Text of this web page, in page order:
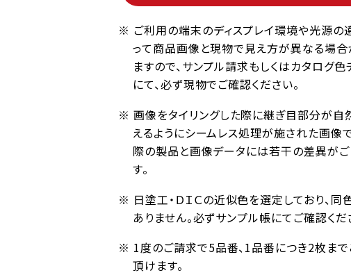
※ ご利用の端末のディスプレイ環境や光源の
って商品画像と現物で見え方が異なる場合
ますので、サンプル請求もしくはカタログ色
にて、必ず現物でご確認ください。
※ 画像をタイリングした際に継ぎ目部分が自
えるようにシームレス処理が施された画像
際の製品と画像データには若干の差異が
す。
※ 日塗工・ＤＩＣの近似色を選定しており、同
ありません。必ずサンプル帳にてご確認くだ
※ 1度のご請求で5品番、1品番につき2枚ま
頂けます。